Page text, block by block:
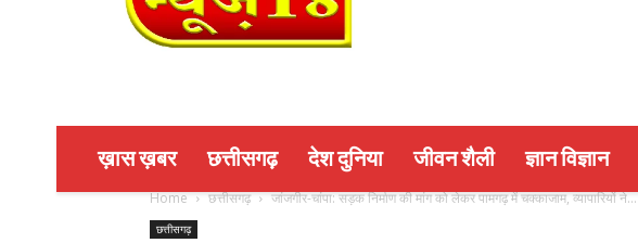
ख़ास ख़बर छत्तीसगढ़ देश दुनिया जीवन शैली ज्ञान विज्ञान
Home छत्तीसगढ़ जांजगीर-चांपा: सड़क निर्माण की मांग को लेकर पामगढ़ में चक्काजाम, व्यापारियों ने...
छत्तीसगढ़